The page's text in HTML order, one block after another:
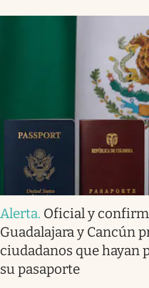
Alerta. Oficial y
Guadalajara y Cancún
ciudadanos que hayan
su pasaporte